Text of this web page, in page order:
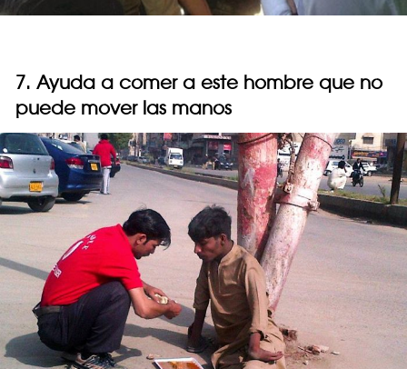
7. Ayuda a comer a este hombre que no
puede mover las manos